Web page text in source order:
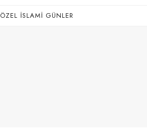
ÖZEL İSLAMI GÜNLER